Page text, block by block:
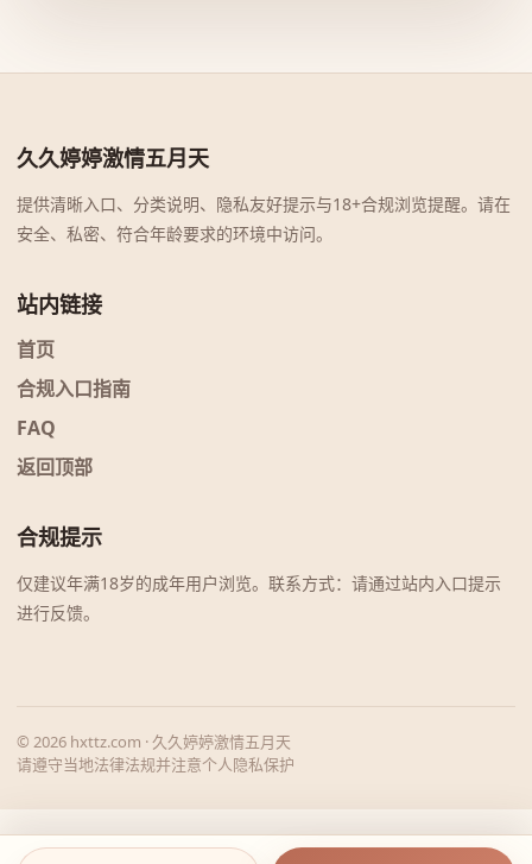
久久婷婷激情五月天
提供清晰入口、分类说明、隐私友好提示与18+合规浏览提醒。请在
安全、私密、符合年龄要求的环境中访问。
站内链接
首页
合规入口指南
FAQ
返回顶部
合规提示
仅建议年满18岁的成年用户浏览。联系方式：请通过站内入口提示
进行反馈。
© 2026 hxttz.com · 久久婷婷激情五月天
请遵守当地法律法规并注意个人隐私保护